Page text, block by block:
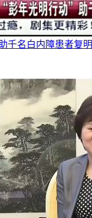
千名白内障患者复明